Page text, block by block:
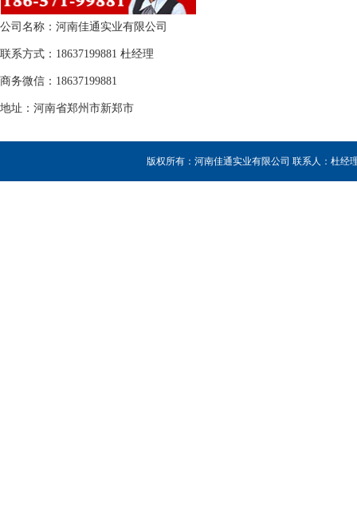
公司名称：河南佳通实业有限公司
联系方式：18637199881 杜经理
商务微信：18637199881
地址：河南省郑州市新郑市
版权所有：河南佳通实业有限公司 联系人：杜经